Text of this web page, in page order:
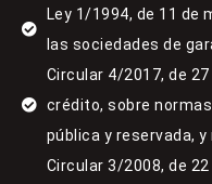
Ley 1/1994, de 11 de
las sociedades de
Circular 4/2017, de
crédito, sobre
pública y reservada,
Circular 3/2008, de